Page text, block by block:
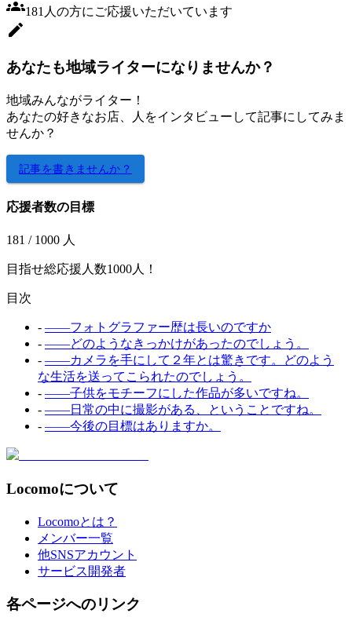
181 人 の方にご応援いただいています
あなたも地域ライターになりませんか？
地域みんながライター！
あなたの好きなお店、人をインタビューして記事にしてみま
せんか？
記事を書きませんか？
応援者数の目標
181 / 1000 人
目指せ総応援人数1000人！
目次
- ――フォトグラファー歴は長いのですか
- ――どのようなきっかけがあったのでしょう。
- ――カメラを手にして２年とは驚きです。どのよう
な生活を送ってこられたのでしょう。
- ――子供をモチーフにした作品が多いですね。
- ――日常の中に撮影がある、ということですね。
- ――今後の目標はありますか。
Locomoについて
Locomoとは？
メンバー一覧
他SNSアカウント
サービス開発者
各ページへのリンク